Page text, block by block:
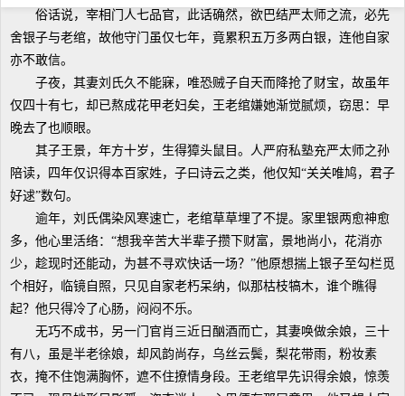
俗话说，宰相门人七品官，此话确然，欲巴结严太师之流，必先
舍银子与老绾，故他守门虽仅七年，竟累积五万多两白银，连他自家
亦不敢信。
子夜，其妻刘氏久不能寐，唯恐贼子自天而降抢了财宝，故虽年
仅四十有七，却已熬成花甲老妇矣，王老绾嫌她渐觉腻烦，窃思：早
晚去了也顺眼。
其子王景，年方十岁，生得獐头鼠目。人严府私塾充严太师之孙
陪读，四年仅识得本百家姓，子曰诗云之类，他仅知“关关唯鸠，君子
好逑”数句。
逾年，刘氏偶染风寒速亡，老绾草草埋了不提。家里银两愈神愈
多，他心里活络：“想我辛苦大半辈子攒下财富，景地尚小，花消亦
少，趁现时还能动，为甚不寻欢快话一场？”他原想揣上银子至勾栏觅
个相好，临镜自照，只见自家老朽呆纳，似那枯枝犒木，谁个瞧得
起？他只得冷了心肠，闷闷不乐。
无巧不成书，另一门官肖三近日酗酒而亡，其妻唤做余娘，三十
有八，虽是半老徐娘，却风韵尚存，乌丝云鬓，梨花带雨，粉妆素
衣，掩不住饱满胸怀，遮不住撩情身段。王老绾早先识得余娘，惊羡